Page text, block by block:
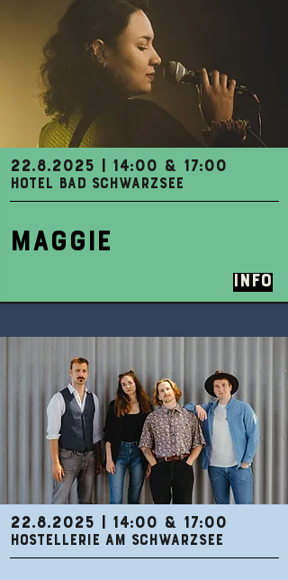
22.8.2025 | 14:00 & 17:00
MAGGIE
HOTEL BAD SCHWARZSEE
22.8.2025 | 14:00 & 17:00
HOSTELLERIE AM SCHWARZSEE
Info